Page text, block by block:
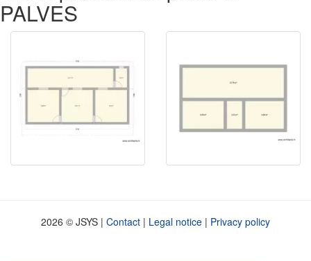
PALVES
2026 © JSYS | Contact | Legal notice | Privacy policy